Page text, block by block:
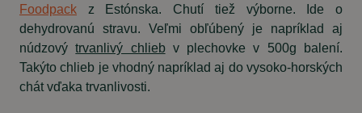
Foodpack z Estónska. Chutí tiež výborne. Ide o
dehydrovanú stravu. Veľmi obľúbený je napríklad aj
núdzovýtrvanlivý chliebv plechovke v 500g balení.
Takýto chlieb je vhodný napríklad aj do vysoko-horských
chát vďaka trvanlivosti.